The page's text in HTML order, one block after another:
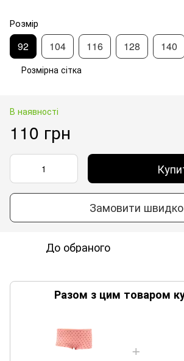
Розмір
92 104 116 128 140
Розмірна сітка
В наявності
110 грн
Замовити швидко
До обраного
Разом з цим товаром